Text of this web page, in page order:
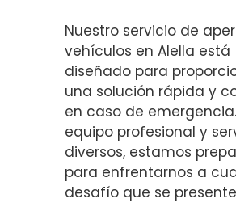
Nuestro servicio de
vehículos en Alella está
diseñado para
una solución rápida y
en caso de
equipo profesional y
diversos, estamos
para enfrentarnos a
desafío que se